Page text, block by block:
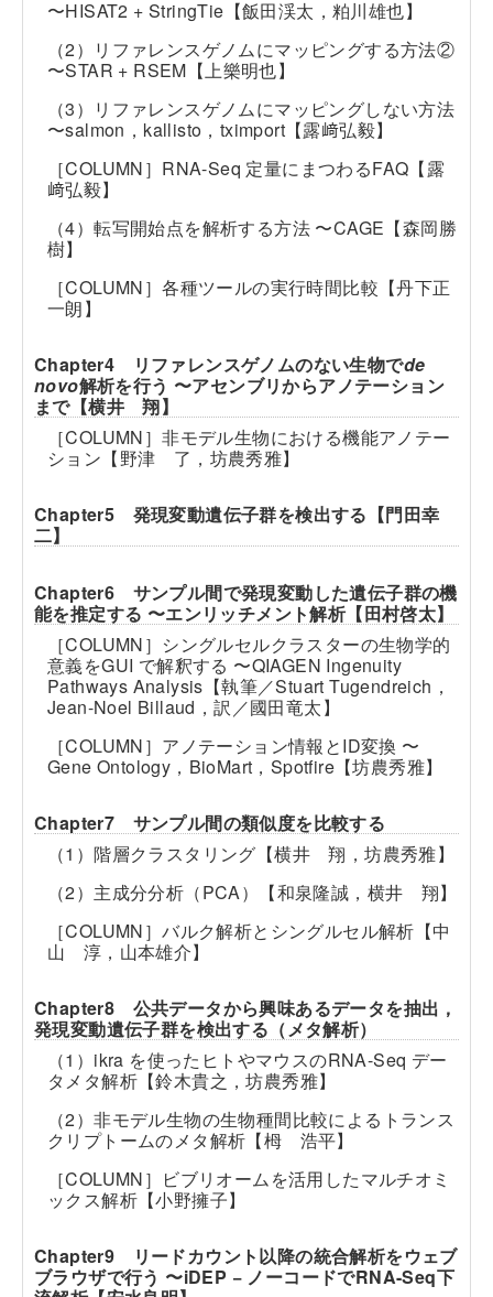
〜HISAT2 + StringTie【飯田渓太，粕川雄也】
（2）リファレンスゲノムにマッピングする方法②
〜STAR + RSEM【上樂明也】
（3）リファレンスゲノムにマッピングしない方法
〜salmon，kallisto，tximport【露﨑弘毅】
［COLUMN］RNA-Seq 定量にまつわるFAQ【露
﨑弘毅】
（4）転写開始点を解析する方法 〜CAGE【森岡勝
樹】
［COLUMN］各種ツールの実行時間比較【丹下正
一朗】
Chapter4 リファレンスゲノムのない生物でde
novo解析を行う 〜アセンブリからアノテーション
まで【横井 翔】
［COLUMN］非モデル生物における機能アノテー
ション【野津 了，坊農秀雅】
Chapter5 発現変動遺伝子群を検出する【門田幸
二】
Chapter6 サンプル間で発現変動した遺伝子群の機
能を推定する 〜エンリッチメント解析【田村啓太】
［COLUMN］シングルセルクラスターの生物学的
意義をGUI で解釈する 〜QIAGEN Ingenuity
Pathways Analysis【執筆／Stuart Tugendreich，
Jean-Noel Billaud，訳／國田竜太】
［COLUMN］アノテーション情報とID変換 〜
Gene Ontology，BioMart，Spotfire【坊農秀雅】
Chapter7 サンプル間の類似度を比較する
（1）階層クラスタリング【横井 翔，坊農秀雅】
（2）主成分分析（PCA）【和泉隆誠，横井 翔】
［COLUMN］バルク解析とシングルセル解析【中
山 淳，山本雄介】
Chapter8 公共データから興味あるデータを抽出，
発現変動遺伝子群を検出する（メタ解析）
（1）ikra を使ったヒトやマウスのRNA-Seq デー
タメタ解析【鈴木貴之，坊農秀雅】
（2）非モデル生物の生物種間比較によるトランス
クリプトームのメタ解析【栂 浩平】
［COLUMN］ビブリオームを活用したマルチオミ
ックス解析【小野擁子】
Chapter9 リードカウント以降の統合解析をウェブ
ブラウザで行う 〜iDEP − ノーコードでRNA-Seq下